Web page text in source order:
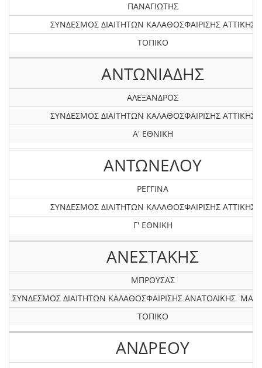
ΠΑΝΑΓΙΩΤΗΣ
ΣΥΝΔΕΣΜΟΣ ΔΙΑΙΤΗΤΩΝ ΚΑΛΑΘΟΣΦΑΙΡΙΣΗΣ ΑΤΤΙΚΗΣ
ΤΟΠΙΚΟ
ΑΝΤΩΝΙΑΔΗΣ
ΑΛΕΞΑΝΔΡΟΣ
ΣΥΝΔΕΣΜΟΣ ΔΙΑΙΤΗΤΩΝ ΚΑΛΑΘΟΣΦΑΙΡΙΣΗΣ ΑΤΤΙΚΗΣ
Α' ΕΘΝΙΚΗ
ΑΝΤΩΝΕΛΟΥ
ΡΕΓΓΙΝΑ
ΣΥΝΔΕΣΜΟΣ ΔΙΑΙΤΗΤΩΝ ΚΑΛΑΘΟΣΦΑΙΡΙΣΗΣ ΑΤΤΙΚΗΣ
Γ' ΕΘΝΙΚΗ
ΑΝΕΣΤΑΚΗΣ
ΜΠΡΟΥΣΑΣ
ΣΥΝΔΕΣΜΟΣ ΔΙΑΙΤΗΤΩΝ ΚΑΛΑΘΟΣΦΑΙΡΙΣΗΣ ΑΝΑΤΟΛΙΚΗΣ
ΤΟΠΙΚΟ
ΑΝΔΡΕΟΥ